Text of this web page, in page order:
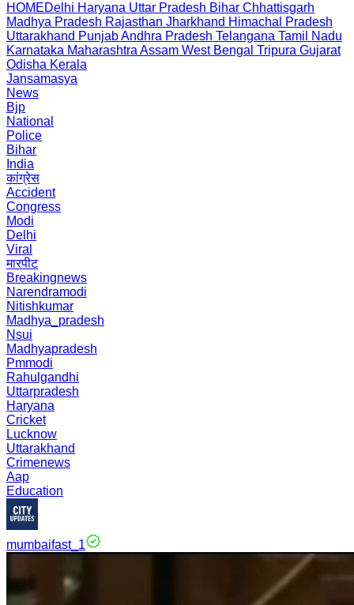
HOMEDelhi Haryana Uttar Pradesh Bihar Chhattisgarh
Madhya Pradesh Rajasthan Jharkhand Himachal Pradesh
Uttarakhand PunjabAndhra Pradesh Telangana Tamil Nadu
Karnataka Maharashtra Assam West Bengal Tripura Gujarat
Odisha Kerala
Jansamasya
News
Bjp
National
Police
Bihar
India
कांग्रेस
Accident
Congress
Modi
Delhi
Viral
मारपीट
Breakingnews
Narendramodi
Nitishkumar
Madhya_pradesh
Nsui
Madhyapradesh
Pmmodi
Rahulgandhi
Uttarpradesh
Haryana
Cricket
Lucknow
Uttarakhand
Crimenews
Aap
Education
mumbaifast_1